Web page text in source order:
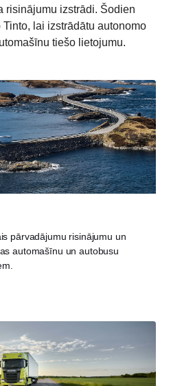
risinājumu izstrādi. Šodien
lai izstrādātu autonomo
tiešo lietojumu.
pārvadājumu risinājumu un
automašīnu un autobusu